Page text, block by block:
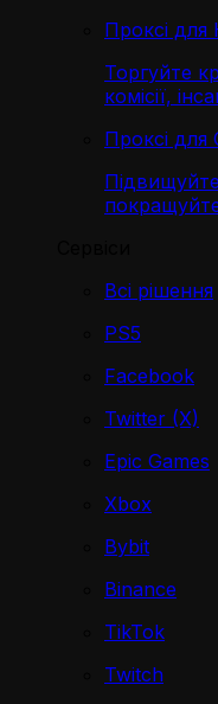
Проксі
Торгуйте
комісії,
Проксі
Всі рішення
PS5
Facebook
Twitter (X)
Epic Games
Xbox
Bybit
Binance
TikTok
Twitch